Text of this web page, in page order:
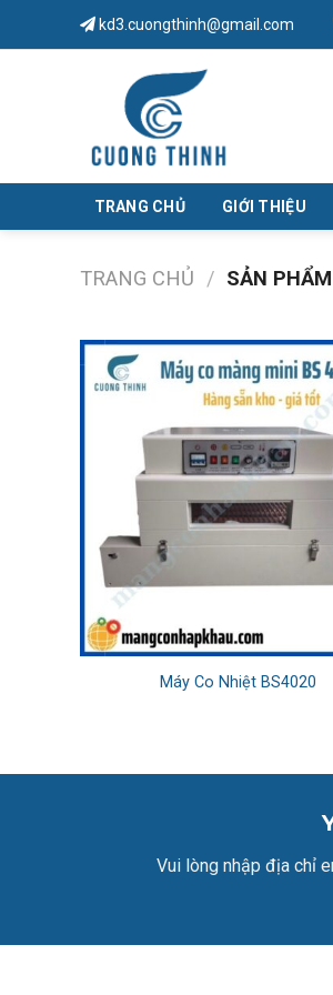
kd3.cuongthinh@gmail.com
TRANG CHỦ GIỚI THIỆU
TRANG CHỦ / SẢN
Máy Co Nhiệt BS4020
Vui lòng nhập địa chỉ